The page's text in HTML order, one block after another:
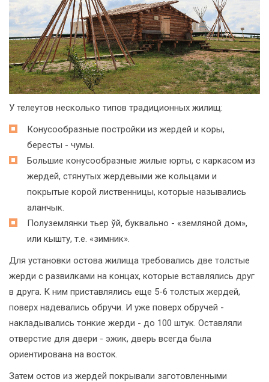
У телеутов несколько типов традиционных жилищ:
Конусообразные постройки из жердей и коры,
бересты - чумы.
Большие конусообразные жилые юрты, с каркасом из
жердей, стянутых жердевыми же кольцами и
покрытые корой лиственницы, которые назывались
аланчык.
Полуземлянки тьер ўй, буквально - «земляной дом»,
или кышту, т.е. «зимник».
Для установки остова жилища требовались две толстые
жерди с развилками на концах, которые вставлялись друг
в друга. К ним приставлялись еще 5-6 толстых жердей,
поверх надевались обручи. И уже поверх обручей -
накладывались тонкие жерди - до 100 штук. Оставляли
отверстие для двери - эжик, дверь всегда была
ориентирована на восток.
Затем остов из жердей покрывали заготовленными